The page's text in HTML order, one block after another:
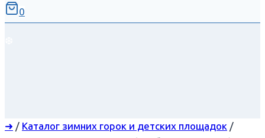
0
➜ / Каталог зимних горок и детских площадок /